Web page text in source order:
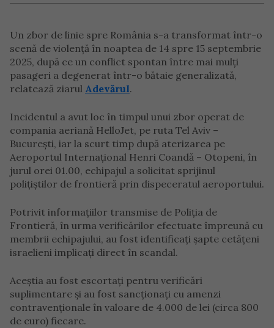
Un zbor de linie spre România s-a transformat într-o
scenă de violență în noaptea de 14 spre 15 septembrie
2025, după ce un conflict spontan între mai mulți
pasageri a degenerat într-o bătaie generalizată,
relatează ziarul Adevărul.
Incidentul a avut loc în timpul unui zbor operat de
compania aeriană HelloJet, pe ruta Tel Aviv –
București, iar la scurt timp după aterizarea pe
Aeroportul Internațional Henri Coandă – Otopeni, în
jurul orei 01.00, echipajul a solicitat sprijinul
polițiștilor de frontieră prin dispeceratul aeroportului.
Potrivit informațiilor transmise de Poliția de
Frontieră, în urma verificărilor efectuate împreună cu
membrii echipajului, au fost identificați șapte cetățeni
israelieni implicați direct în scandal.
Aceștia au fost escortați pentru verificări
suplimentare și au fost sancționați cu amenzi
contravenționale în valoare de 4.000 de lei (circa 800
de euro) fiecare.